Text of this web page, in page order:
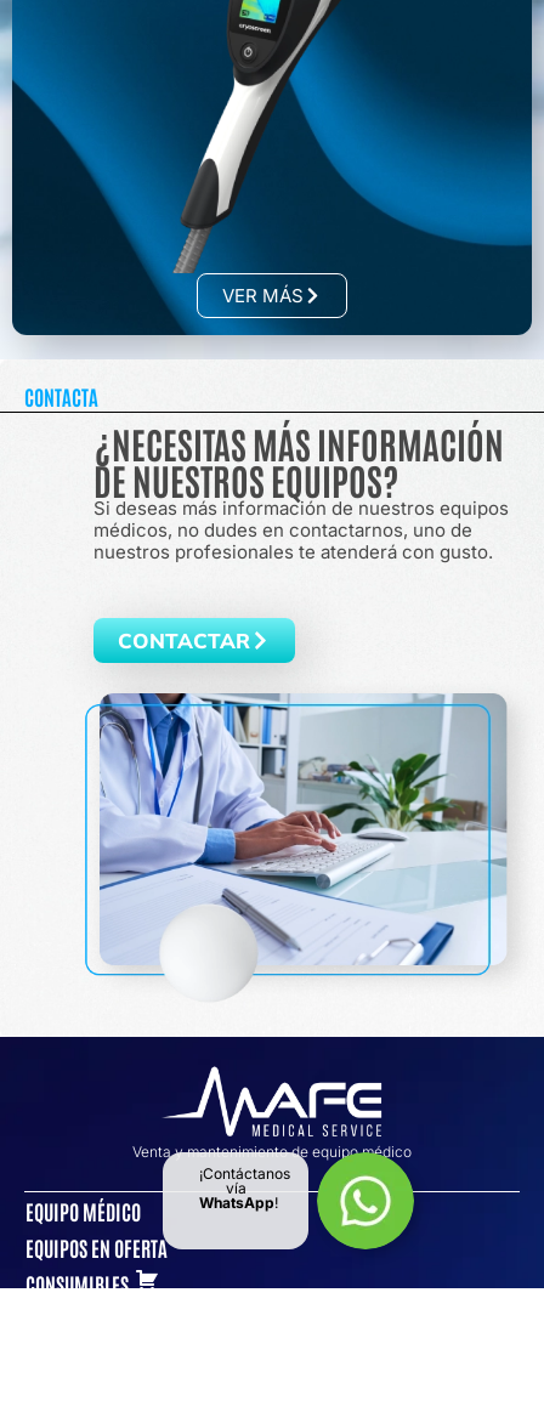
VER MÁS
CONTACTA
¿NECESITAS MÁS INFORMACIÓN
DE NUESTROS EQUIPOS?
Si deseas más información de nuestros equipos
médicos, no dudes en contactarnos, uno de
nuestros profesionales te atenderá con gusto.
CONTACTAR
Venta y mantenimiento de equipo médico
EQUIPO MÉDICO
EQUIPOS EN OFERTA
CONSUMIBLES
¡Contáctanos
vía
WhatsApp!